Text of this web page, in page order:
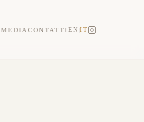
MEDIA CONTATTI EN |IT